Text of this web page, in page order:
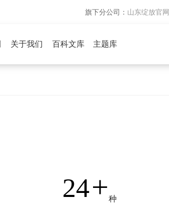
旗下分公司： 山东绽放官网
关于我们 百科文库 主题库
24+种